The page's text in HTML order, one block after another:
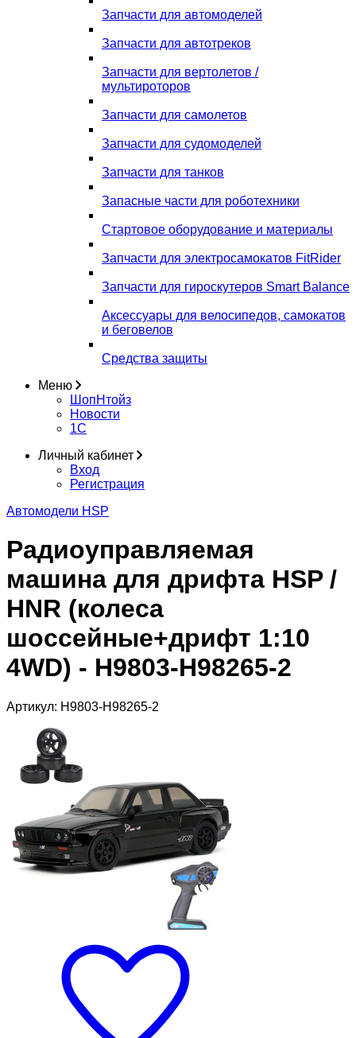
Запчасти для автомоделей
Запчасти для автотреков
Запчасти для вертолетов /
мультироторов
Запчасти для самолетов
Запчасти для судомоделей
Запчасти для танков
Запасные части для роботехники
Стартовое оборудование и материалы
Запчасти для электросамокатов FitRider
Запчасти для гироскутеров Smart Balance
Аксессуары для велосипедов, самокатов
и беговелов
Средства защиты
Меню
ШопНтойз
Новости
1C
Личный кабинет
Вход
Регистрация
Автомодели HSP
Радиоуправляемая
машина для дрифта HSP /
HNR (колеса
шоссейные+дрифт 1:10
4WD) - H9803-H98265-2
Артикул: H9803-H98265-2